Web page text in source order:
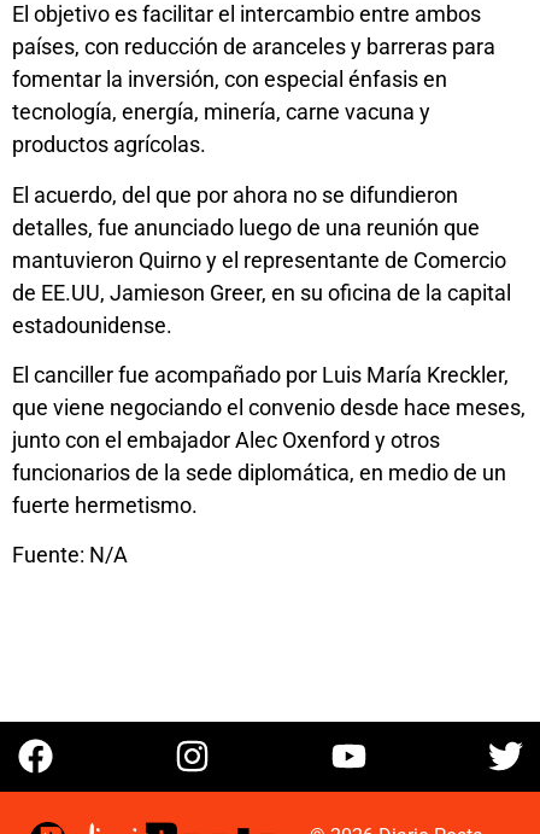
El objetivo es facilitar el intercambio entre ambos
países, con reducción de aranceles y barreras para
fomentar la inversión, con especial énfasis en
tecnología, energía, minería, carne vacuna y
productos agrícolas.
El acuerdo, del que por ahora no se difundieron
detalles, fue anunciado luego de una reunión que
mantuvieron Quirno y el representante de Comercio
de EE.UU, Jamieson Greer, en su oficina de la capital
estadounidense.
El canciller fue acompañado por Luis María Kreckler,
que viene negociando el convenio desde hace meses,
junto con el embajador Alec Oxenford y otros
funcionarios de la sede diplomática, en medio de un
fuerte hermetismo.
Fuente: N/A